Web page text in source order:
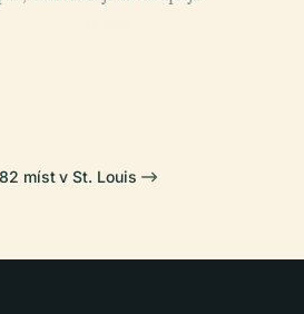
míst v St. Louis